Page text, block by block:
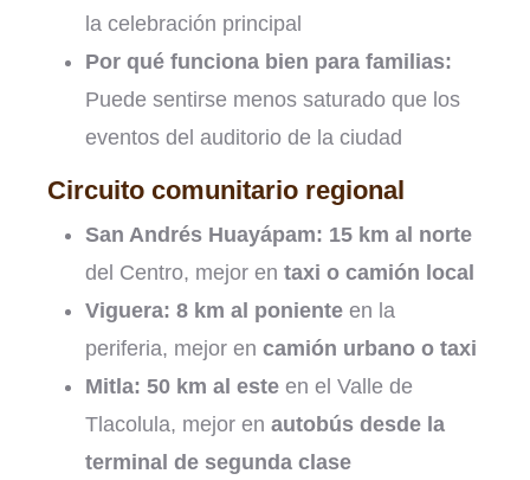
la celebración principal
Por qué funciona bien para familias:
Puede sentirse menos saturado que los
eventos del auditorio de la ciudad
Circuito comunitario regional
San Andrés Huayápam: 15 km al norte
del Centro, mejor en taxi o camión local
Viguera: 8 km al poniente en la
periferia, mejor en camión urbano o taxi
Mitla: 50 km al este en el Valle de
Tlacolula, mejor en autobús desde la
terminal de segunda clase